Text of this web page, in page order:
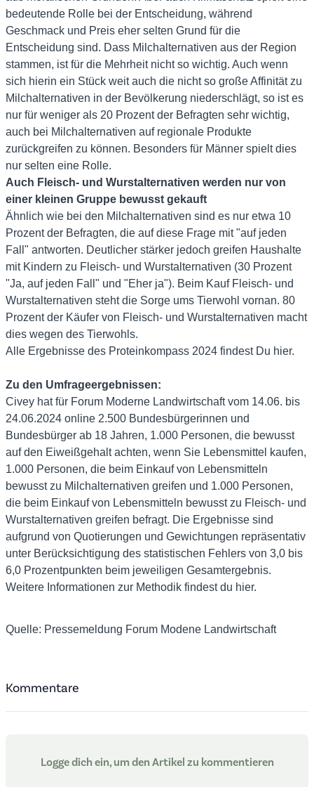
bedeutende Rolle bei der Entscheidung, während
Geschmack und Preis eher selten Grund für die
Entscheidung sind. Dass Milchalternativen aus der Region
stammen, ist für die Mehrheit nicht so wichtig. Auch wenn
sich hierin ein Stück weit auch die nicht so große Affinität zu
Milchalternativen in der Bevölkerung niederschlägt, so ist es
nur für weniger als 20 Prozent der Befragten sehr wichtig,
auch bei Milchalternativen auf regionale Produkte
zurückgreifen zu können. Besonders für Männer spielt dies
nur selten eine Rolle.
Auch Fleisch- und Wurstalternativen werden nur von
einer kleinen Gruppe bewusst gekauft
Ähnlich wie bei den Milchalternativen sind es nur etwa 10
Prozent der Befragten, die auf diese Frage mit "auf jeden
Fall" antworten. Deutlicher stärker jedoch greifen Haushalte
mit Kindern zu Fleisch- und Wurstalternativen (30 Prozent
"Ja, auf jeden Fall" und "Eher ja"). Beim Kauf Fleisch- und
Wurstalternativen steht die Sorge ums Tierwohl vornan. 80
Prozent der Käufer von Fleisch- und Wurstalternativen macht
dies wegen des Tierwohls.
Alle Ergebnisse des Proteinkompass 2024 findest Du hier.
Zu den Umfrageergebnissen:
Civey hat für Forum Moderne Landwirtschaft vom 14.06. bis
24.06.2024 online 2.500 Bundesbürgerinnen und
Bundesbürger ab 18 Jahren, 1.000 Personen, die bewusst
auf den Eiweißgehalt achten, wenn Sie Lebensmittel kaufen,
1.000 Personen, die beim Einkauf von Lebensmitteln
bewusst zu Milchalternativen greifen und 1.000 Personen,
die beim Einkauf von Lebensmitteln bewusst zu Fleisch- und
Wurstalternativen greifen befragt. Die Ergebnisse sind
aufgrund von Quotierungen und Gewichtungen repräsentativ
unter Berücksichtigung des statistischen Fehlers von 3,0 bis
6,0 Prozentpunkten beim jeweiligen Gesamtergebnis.
Weitere Informationen zur Methodik findest du hier.
Quelle: Pressemeldung Forum Modene Landwirtschaft
Kommentare
Logge dich ein, um den Artikel zu kommentieren